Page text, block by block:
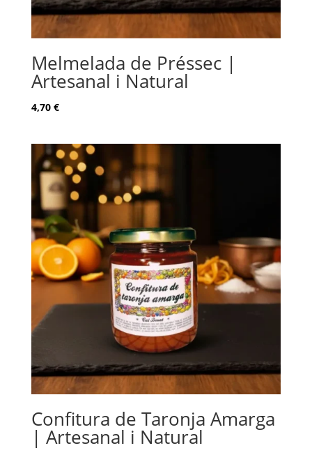
Melmelada de Préssec |
Artesanal i Natural
4,70 €
Confitura de Taronja Amarga
| Artesanal i Natural